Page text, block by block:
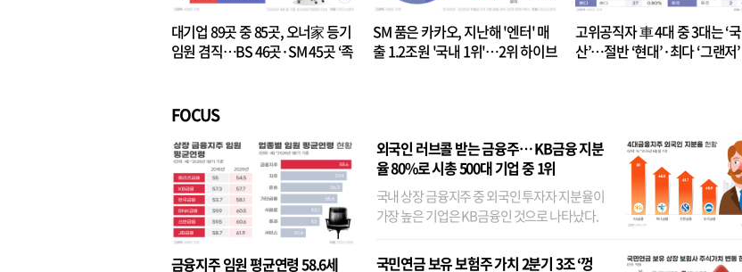
대기업 89곳 중 85곳, 오너家 등기
임원 겸직…BS 46곳·SM 45곳 ‘족
SM 품은 카카오, 지난해 '엔터' 매
출 1.2조원 '국내 1위'…2위 하이브
고위공직자 車 4대 중 3대는 ‘국
산’…절반 ‘현대’·최다 ‘그랜저’
FOCUS
금융지주 임원 평균연령 58.6세
외국인 러브콜 받는 금융주… KB금융 지분
율 80%로 시총 500대 기업 중 1위
국내 상장 금융지주 중 외국인 투자자 지분율이
가장 높은 기업은 KB금융인 것으로 나타났다.
융이었다. 특히 KB금융은 지난달 말 기준 해외
국민연금 보유 보험주 가치 2분기 3조 ‘껑